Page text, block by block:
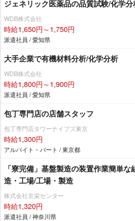
ジェネリック医薬品の品質試験/化学分
WDB株式会社
時給1,650円～1,750円
派遣社員 / 愛知県
大手企業で有機材料分析/化学分析
WDB株式会社
時給1,800円～1,900円
派遣社員 / 愛知県
包丁専門店の店舗スタッフ
包丁専門店タワーナイブズ東京
時給1,300円
アルバイト・パート / 東京都
「寮完備」基盤製造の装置作業簡単
造・工場/工場・製造
株式会社京栄センター
時給1,320円
派遣社員 / 神奈川県